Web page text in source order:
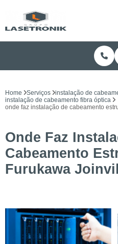
Home Serviços
instalação de
instalação de cabeamento fibra óptica
onde faz instalação de cabeamento
Onde Faz
Cabeamento
Furukawa